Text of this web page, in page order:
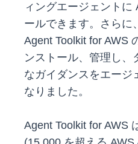
ィングエージェントに
ールできます。さらに
Agent Toolkit for AWS
ンストール、管理し、
なガイダンスをエージ
なりました。
Agent Toolkit for AWS